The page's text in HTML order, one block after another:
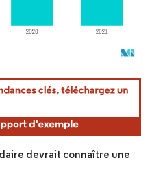
nécessite une attribution sous CC BY
devrait connaître une